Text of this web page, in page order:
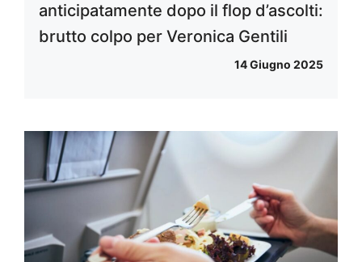
anticipatamente dopo il flop d’ascolti:
brutto colpo per Veronica Gentili
14 Giugno 2025